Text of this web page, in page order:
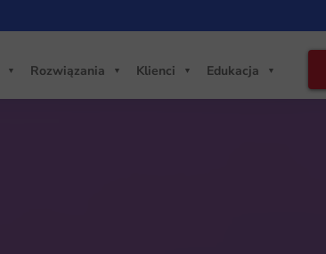
Rozwiązania Klienci Edukacja